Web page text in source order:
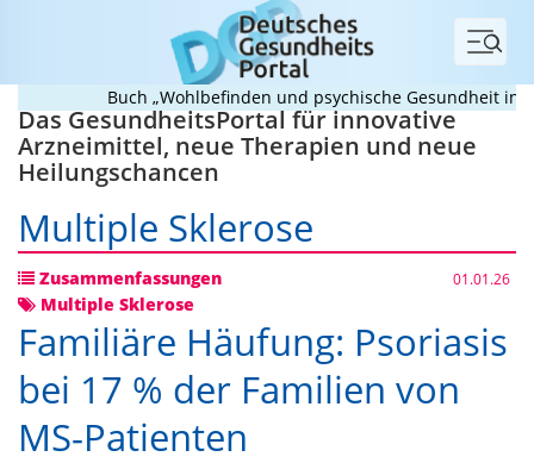
Menü
Buch „Wohlbefinden und psychische Gesundheit in
Das GesundheitsPortal für innovative
Arzneimittel, neue Therapien und neue
Heilungschancen
Multiple Sklerose
Zusammenfassungen 01.01.26
Multiple Sklerose
Familiäre Häufung: Psoriasis
bei 17 % der Familien von
MS-Patienten